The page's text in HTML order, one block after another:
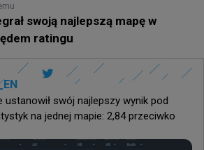
swoją najlepszą mapę w
ratingu
ustanowił swój najlepszy wynik pod
na jednej mapie: 2,84 przeciwko